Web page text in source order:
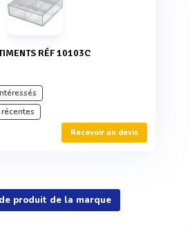
RÉF 10103C
Recevoir un devis
produit de la marque